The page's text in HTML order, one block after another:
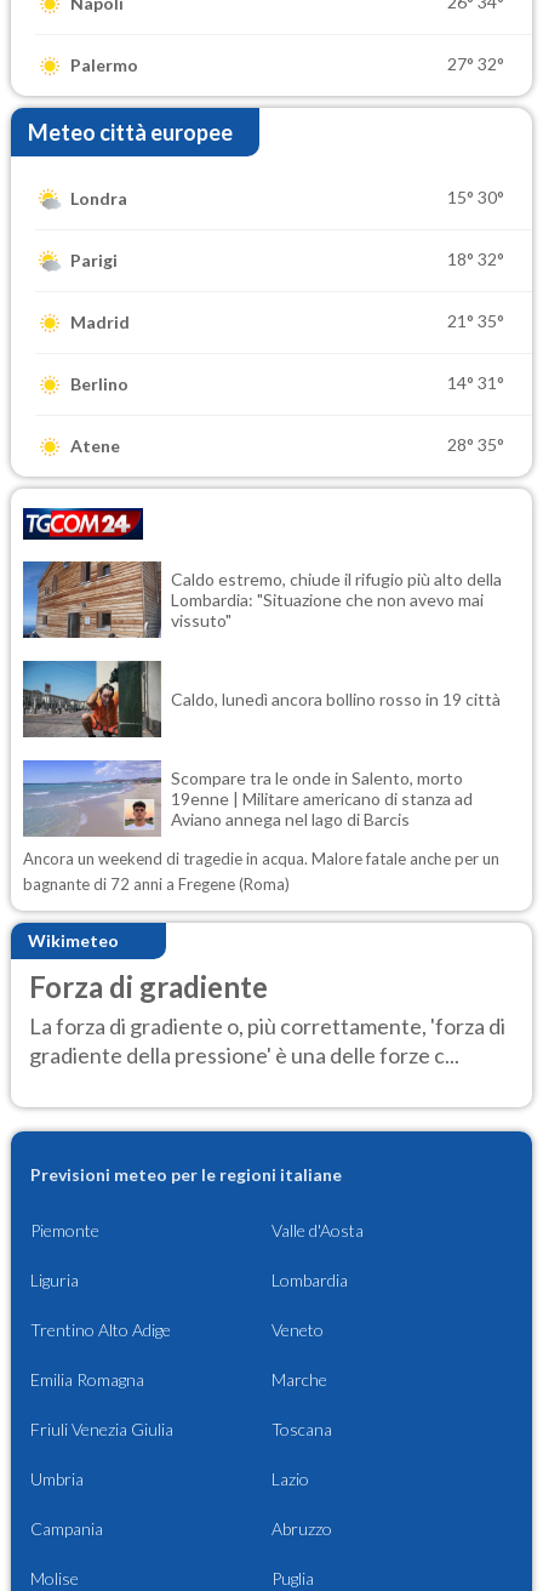
Palermo 27° 32°
Meteo città europee
Londra 15° 30°
Parigi 18° 32°
Madrid 21° 35°
Berlino 14° 31°
Atene 28° 35°
Caldo estremo, chiude il rifugio più alto della
Lombardia: "Situazione che non avevo mai
vissuto"
Caldo, lunedì ancora bollino rosso in 19 città
Scompare tra le onde in Salento, morto
19enne | Militare americano di stanza ad
Aviano annega nel lago di Barcis
Ancora un weekend di tragedie in acqua. Malore fatale anche per un
bagnante di 72 anni a Fregene (Roma)
Wikimeteo
Forza di gradiente
La forza di gradiente o, più correttamente, 'forza di
gradiente della pressione' è una delle forze c...
Previsioni meteo per le regioni italiane
Piemonte Valle d'Aosta
Liguria Lombardia
Trentino Alto Adige Veneto
Emilia Romagna Marche
Friuli Venezia Giulia Toscana
Umbria Lazio
Campania Abruzzo
Molise Puglia